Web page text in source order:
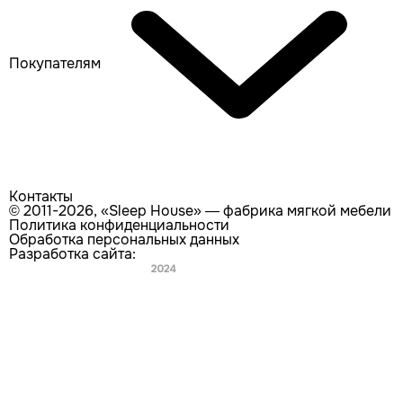
Покупателям
Контакты
© 2011-2026, «Sleep House» — фабрика мягкой мебели
Политика конфиденциальности
Обработка персональных данных
Разработка сайта: